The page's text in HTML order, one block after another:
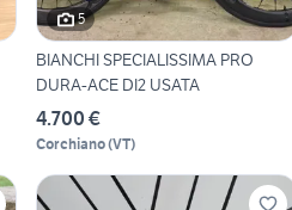
5
BIANCHI SPECIALISSIMA PRO
DURA-ACE DI2 USATA
4.700 €
Corchiano(VT)